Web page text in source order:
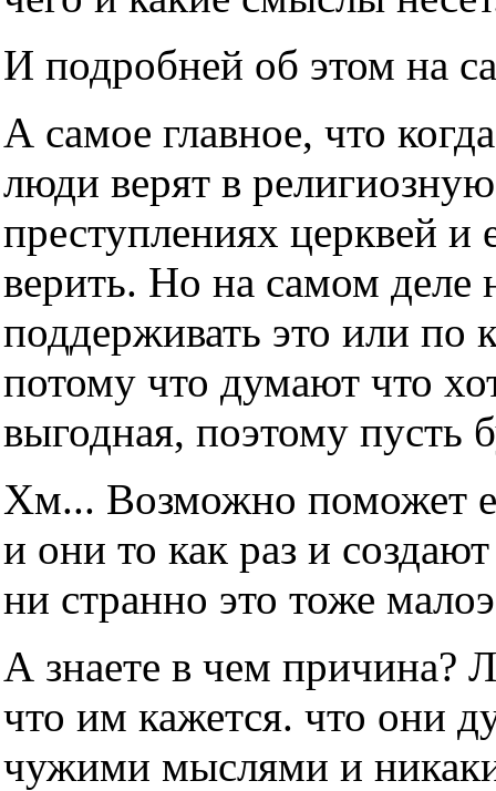
И подробней об этом на
А самое главное, что
люди верят в
преступлениях церквей и
верить. Но на самом деле
поддерживать это или по
потому что думают что
выгодная, поэтому пусть
Хм... Возможно поможет
и они то как раз и
ни странно это тоже
А знаете в чем причина?
что им кажется. что они
чужими мыслями и